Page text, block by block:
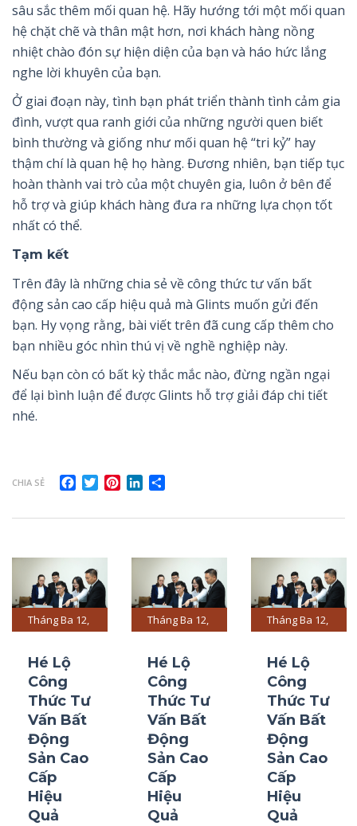
sâu sắc thêm mối quan hệ. Hãy hướng tới một mối quan
hệ chặt chẽ và thân mật hơn, nơi khách hàng nồng
nhiệt chào đón sự hiện diện của bạn và háo hức lắng
nghe lời khuyên của bạn.
Ở giai đoạn này, tình bạn phát triển thành tình cảm gia
đình, vượt qua ranh giới của những người quen biết
bình thường và giống như mối quan hệ “tri kỷ” hay
thậm chí là quan hệ họ hàng. Đương nhiên, bạn tiếp tục
hoàn thành vai trò của một chuyên gia, luôn ở bên để
hỗ trợ và giúp khách hàng đưa ra những lựa chọn tốt
nhất có thể.
Tạm kết
Trên đây là những chia sẻ về công thức tư vấn bất
động sản cao cấp hiệu quả mà Glints muốn gửi đến
bạn. Hy vọng rằng, bài viết trên đã cung cấp thêm cho
bạn nhiều góc nhìn thú vị về nghề nghiệp này.
Nếu bạn còn có bất kỳ thắc mắc nào, đừng ngần ngại
để lại bình luận để được Glints hỗ trợ giải đáp chi tiết
nhé.
CHIA SẺ Facebook
TwitterPinterestLinkedIn
Tháng Ba 12,
Hé Lộ
Công
Thức Tư
Vấn Bất
Động
Sản Cao
Cấp
Hiệu
Quả
Tháng Ba 12,
Hé Lộ
Công
Thức Tư
Vấn Bất
Động
Sản Cao
Cấp
Hiệu
Quả
Tháng Ba 12,
Hé Lộ
Công
Thức Tư
Vấn Bất
Động
Sản Cao
Cấp
Hiệu
Quả